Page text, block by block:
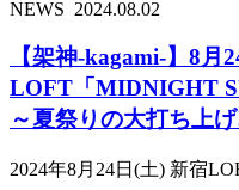
NEWS 2024.08.02
【架神-kagami-】8月
LOFT「MIDNIGHT
～夏祭りの大打ち上
2024年8月24日(土) 新宿